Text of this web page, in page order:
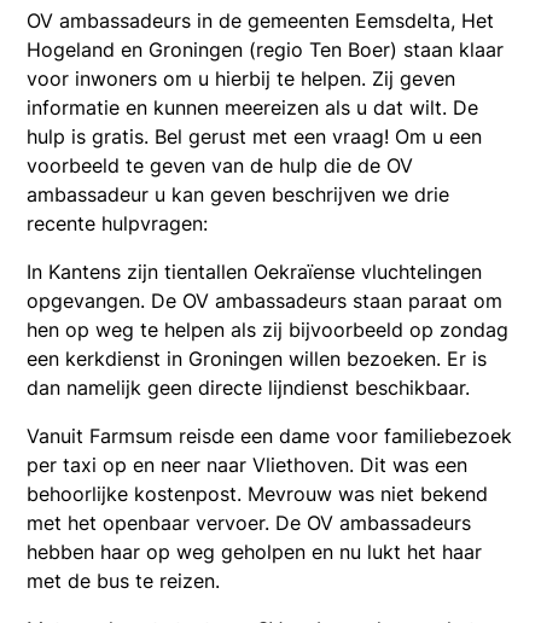
OV ambassadeurs in de gemeenten Eemsdelta, Het
Hogeland en Groningen (regio Ten Boer) staan klaar
voor inwoners om u hierbij te helpen. Zij geven
informatie en kunnen meereizen als u dat wilt. De
hulp is gratis. Bel gerust met een vraag! Om u een
voorbeeld te geven van de hulp die de OV
ambassadeur u kan geven beschrijven we drie
recente hulpvragen:
In Kantens zijn tientallen Oekraïense vluchtelingen
opgevangen. De OV ambassadeurs staan paraat om
hen op weg te helpen als zij bijvoorbeeld op zondag
een kerkdienst in Groningen willen bezoeken. Er is
dan namelijk geen directe lijndienst beschikbaar.
Vanuit Farmsum reisde een dame voor familiebezoek
per taxi op en neer naar Vliethoven. Dit was een
behoorlijke kostenpost. Mevrouw was niet bekend
met het openbaar vervoer. De OV ambassadeurs
hebben haar op weg geholpen en nu lukt het haar
met de bus te reizen.